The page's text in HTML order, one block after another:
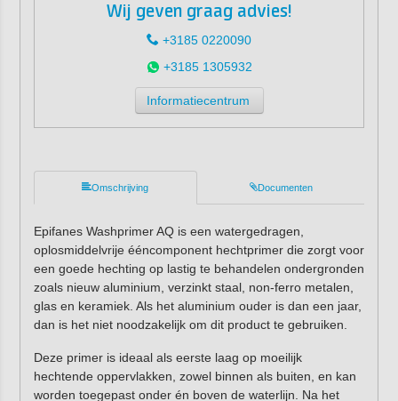
Wij geven graag advies!
+3185 0220090
+3185 1305932
Informatiecentrum
Omschrijving Documenten
Epifanes Washprimer AQ is een watergedragen,
oplosmiddelvrije ééncomponent hechtprimer die zorgt voor
een goede hechting op lastig te behandelen ondergronden
zoals nieuw aluminium, verzinkt staal, non-ferro metalen,
glas en keramiek. Als het aluminium ouder is dan een jaar,
dan is het niet noodzakelijk om dit product te gebruiken.
Deze primer is ideaal als eerste laag op moeilijk
hechtende oppervlakken, zowel binnen als buiten, en kan
worden toegepast onder én boven de waterlijn. Na het